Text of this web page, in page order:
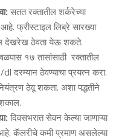
सतत रक्‍तातील शर्करेच्‍या
फ्रीस्‍टाइल लिब्रे सारख्‍या
देखरेख ठेवता येऊ शकते.
१७ तासांसाठी रक्‍तातील
dl दरम्‍यान ठेवण्‍याचा प्रयत्‍न करा.
ठेवू शकता. अशा पद्धतीने
दिवसभरात सेवन केल्‍या जाणाऱ्या
कॅलरीचे कमी प्रमाण असलेल्‍या